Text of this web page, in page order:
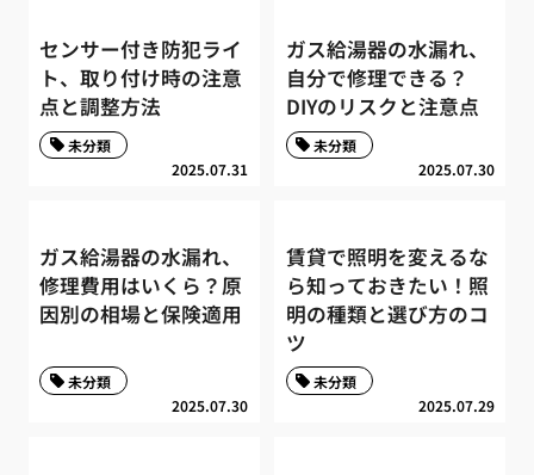
センサー付き防犯ライ
ト、取り付け時の注意
点と調整方法
2025.07.31
未分類
ガス給湯器の水漏れ、
自分で修理できる？
DIYのリスクと注意点
2025.07.30
未分類
ガス給湯器の水漏れ、
修理費用はいくら？原
因別の相場と保険適用
2025.07.30
未分類
賃貸で照明を変えるな
ら知っておきたい！照
明の種類と選び方のコ
ツ
2025.07.29
未分類